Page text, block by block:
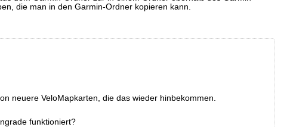
die man in den Garmin-Ordner kopieren kann.
neuere VeloMapkarten, die das wieder hinbekommen.
funktioniert?